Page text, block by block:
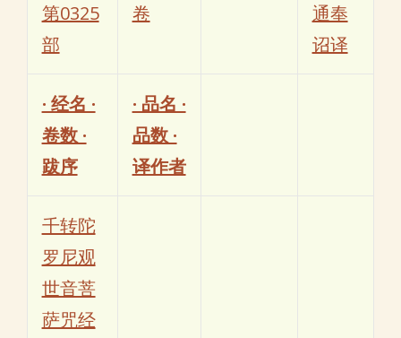
第0325
部
卷
通奉
诏译
· 经名 ·
卷数 ·
跋序
· 品名 ·
品数 ·
译作者
千转陀
罗尼观
世音菩
萨咒经